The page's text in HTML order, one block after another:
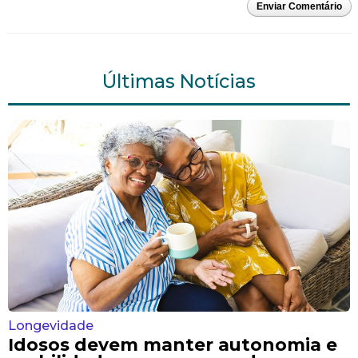
Enviar Comentário
Últimas Notícias
Longevidade
Idosos devem manter autonomia e